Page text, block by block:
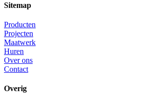
Sitemap
Producten
Projecten
Maatwerk
Huren
Over ons
Contact
Overig